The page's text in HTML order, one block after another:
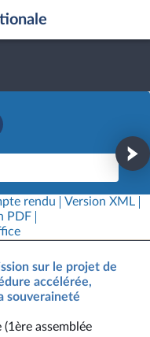
rendu
Version XML
PDF
sur le projet de
accélérée,
souveraineté
assemblée